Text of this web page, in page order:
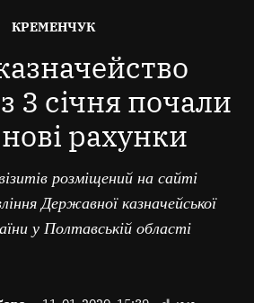
ОПУБЛІКОВАНО
КРЕМЕНЧУК
3 січня почали
рахунки
розміщений на сайті
Державної казначейської
у Полтавській області